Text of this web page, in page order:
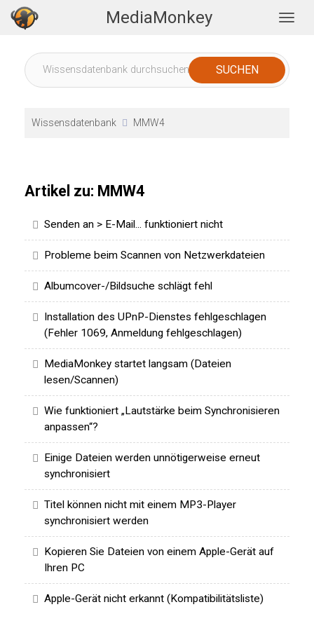
MediaMonkey
Wissensdatenbank MMW4
Artikel zu: MMW4
Senden an > E-Mail... funktioniert nicht
Probleme beim Scannen von Netzwerkdateien
Albumcover-/Bildsuche schlägt fehl
Installation des UPnP-Dienstes fehlgeschlagen
(Fehler 1069, Anmeldung fehlgeschlagen)
MediaMonkey startet langsam (Dateien
lesen/Scannen)
Wie funktioniert „Lautstärke beim Synchronisieren
anpassen“?
Einige Dateien werden unnötigerweise erneut
synchronisiert
Titel können nicht mit einem MP3-Player
synchronisiert werden
Kopieren Sie Dateien von einem Apple-Gerät auf
Ihren PC
Apple-Gerät nicht erkannt (Kompatibilitätsliste)